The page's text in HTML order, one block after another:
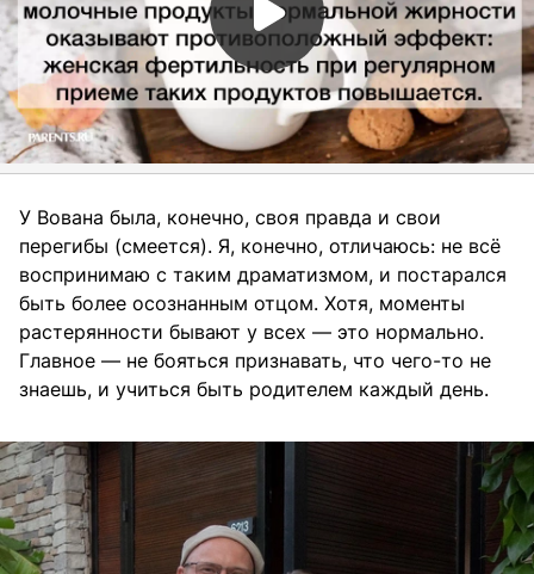
У Вована была, конечно, своя правда и свои
перегибы (смеется). Я, конечно, отличаюсь: не всё
воспринимаю с таким драматизмом, и постарался
быть более осознанным отцом. Хотя, моменты
растерянности бывают у всех — это нормально.
Главное — не бояться признавать, что чего-то не
знаешь, и учиться быть родителем каждый день.